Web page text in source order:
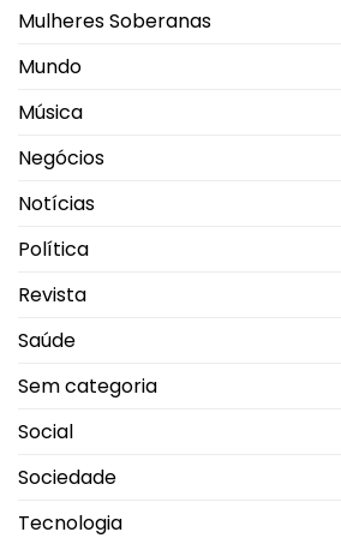
Mulheres Soberanas
Mundo
Música
Negócios
Notícias
Política
Revista
Saúde
Sem categoria
Social
Sociedade
Tecnologia